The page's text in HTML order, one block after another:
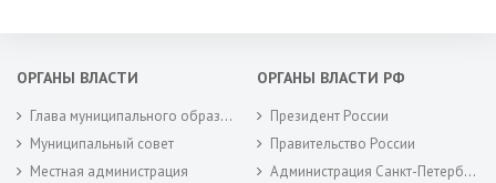
ОРГАНЫ ВЛАСТИ
Глава муниципального образования
Муниципальный совет
Местная администрация
ОРГАНЫ ВЛАСТИ РФ
Президент России
Правительство России
Администрация Санкт-Петербурга